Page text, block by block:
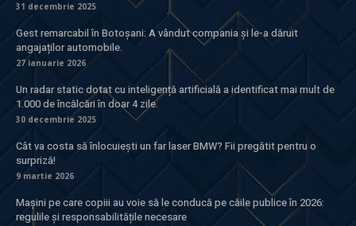
31 decembrie 2025
Gest remarcabil în Botoșani: A vândut compania și le-a dăruit
angajaților automobile.
27 ianuarie 2026
Un radar static dotat cu inteligență artificială a identificat mai mult de
1.000 de încălcări în doar 4 zile.
30 decembrie 2025
Cât va costa să înlocuiești un far laser BMW? Fii pregătit pentru o
surpriză!
9 martie 2026
Mașini pe care copiii au voie să le conducă pe căile publice în 2026:
regulile și responsabilitățile necesare